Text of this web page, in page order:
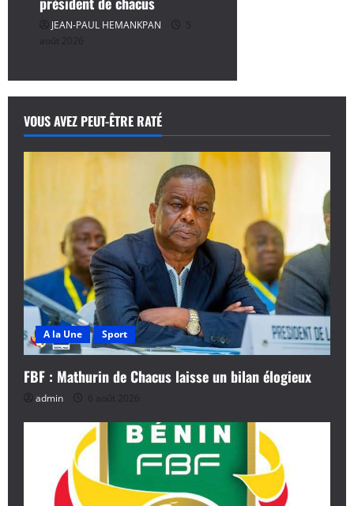
JEAN-PAUL HEMANKPAN
5
août 2026
VOUS AVEZ PEUT-ÊTRE RATÉ
A la Une Sport
FBF : Mathurin de Chacus laisse un bilan élogieux
admin 6 août 2026